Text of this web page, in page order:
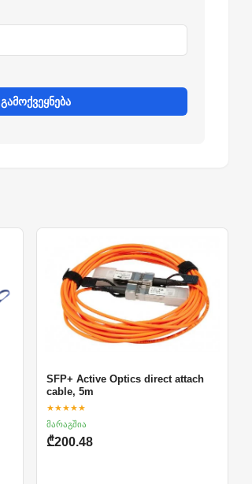
გამოქვეყნება
SFP+ Active Optics direct attach
cable, 5m
★★★★★
მარაგშია
₾200.48